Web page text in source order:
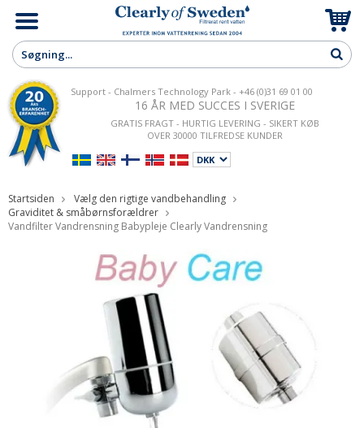
Support - Chalmers Technology Park - +46 (0)31 69 01 00
16 ÅR MED SUCCES I SVERIGE
GRATIS FRAGT - HURTIG LEVERING - SIKERT KØB
OVER 30000 TILFREDSE KUNDER
Startsiden
Vælg den rigtige vandbehandling
Graviditet & småbørnsforældrer
Vandfilter Vandrensning Babypleje Clearly Vandrensning